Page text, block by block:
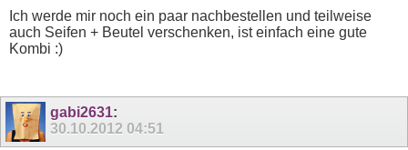
Ich werde mir noch ein paar nachbestellen und teilweise
auch Seifen + Beutel verschenken, ist einfach eine gute
Kombi :)
gabi2631:
30.10.2012 04:51